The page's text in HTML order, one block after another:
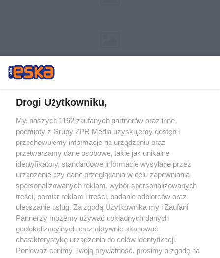
Żaden utwór zamieszczony w serwisie nie może być powielany i
rozpowszechniany lub dalej rozpowszechniany w jakikolwiek sposób (w
tym także elektroniczny lub mechaniczny) na jakimkolwiek polu
eksploatacji w jakiejkolwiek formie, włącznie z umieszczaniem w Internecie
bez pisemnej zgody właściciela praw. Jakiekolwiek użycie lub
wykorzystanie utworów w całości lub w części z naruszeniem prawa, tzn.
bez właściwej zgody, jest zabronione pod groźbą kary i może być ścigane
prawnie.
O nas
Drogi Użytkowniku,
My, naszych 1162 zaufanych partnerów oraz inne
podmioty z Grupy ZPR Media uzyskujemy dostęp i
przechowujemy informacje na urządzeniu oraz
przetwarzamy dane osobowe, takie jak unikalne
identyfikatory, standardowe informacje wysyłane przez
urządzenie czy dane przeglądania w celu zapewniania
spersonalizowanych reklam, wybór spersonalizowanych
treści, pomiar reklam i treści, badanie odbiorców oraz
ulepszanie usług. Za zgodą Użytkownika my i Zaufani
Partnerzy możemy używać dokładnych danych
geolokalizacyjnych oraz aktywnie skanować
charakterystykę urządzenia do celów identyfikacji.
Ponieważ cenimy Twoją prywatność, prosimy o zgodę na